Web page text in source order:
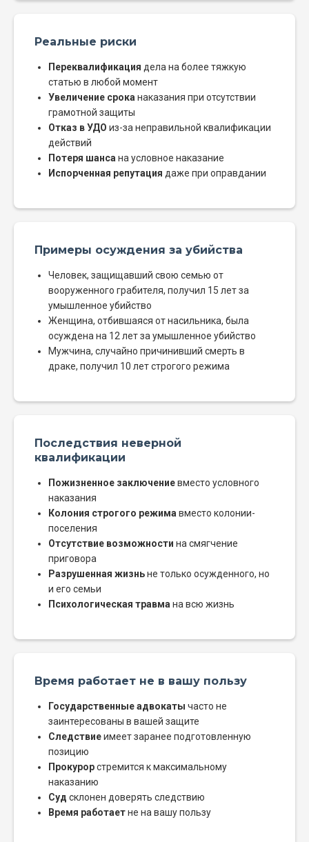
Реальные риски
Переквалификация дела на более тяжкую
статью в любой момент
Увеличение срока наказания при отсутствии
грамотной защиты
Отказ в УДО из-за неправильной квалификации
действий
Потеря шанса на условное наказание
Испорченная репутация даже при оправдании
Примеры осуждения за убийства
Человек, защищавший свою семью от
вооруженного грабителя, получил 15 лет за
умышленное убийство
Женщина, отбившаяся от насильника, была
осуждена на 12 лет за умышленное убийство
Мужчина, случайно причинивший смерть в
драке, получил 10 лет строгого режима
Последствия неверной
квалификации
Пожизненное заключениевместо условного
наказания
Колония строгого режима вместо колонии-
поселения
Отсутствие возможности на смягчение
приговора
Разрушенная жизньне только осужденного, но
и его семьи
Психологическая травма на всю жизнь
Время работает не в вашу пользу
Государственные адвокаты часто не
заинтересованы в вашей защите
Следствиеимеет заранее подготовленную
позицию
Прокурорстремится к максимальному
наказанию
Суд склонен доверять следствию
Время работаетне на вашу пользу